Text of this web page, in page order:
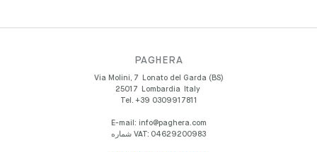
PAGHERA
Via Molini, 7
Lonato del Garda (BS)
25017
Lombardia
Italy
Tel. +39 0309917811
E-mail: info@paghera.com
شماره VAT: 04629200983